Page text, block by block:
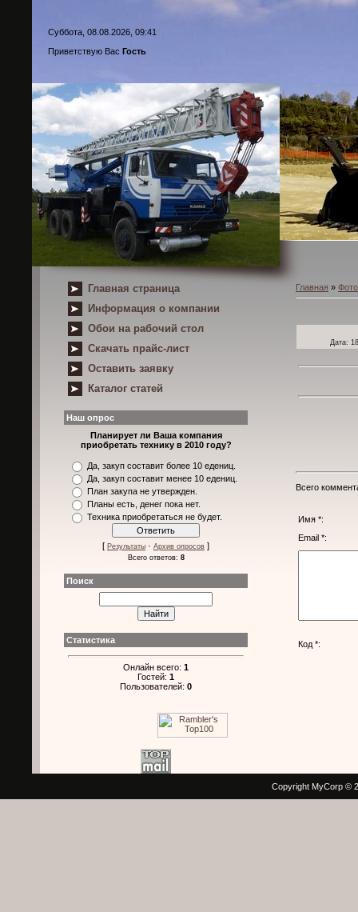
Суббота, 08.08.2026, 09:41
Приветствую Вас Гость
Главная страница
Информация о компании
Обои на рабочий стол
Скачать прайс-лист
Оставить заявку
Каталог статей
Наш опрос
Планирует ли Ваша компания
приобретать технику в 2010 году?
Да, закуп составит более 10 едениц.
Да, закуп составит менее 10 едениц.
План закупа не утвержден.
Планы есть, денег пока нет.
Техника приобретаться не будет.
[ Результаты · Архив опросов ]
Всего ответов: 8
Поиск
Статистика
Онлайн всего: 1
Гостей: 1
Пользователей: 0
Главная »
Дата:
Всего
Имя *:
Email *:
Код *:
Copyright MyCorp ©